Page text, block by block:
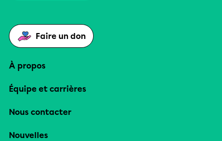
Faire un don
À propos
Équipe et carrières
Nous contacter
Nouvelles